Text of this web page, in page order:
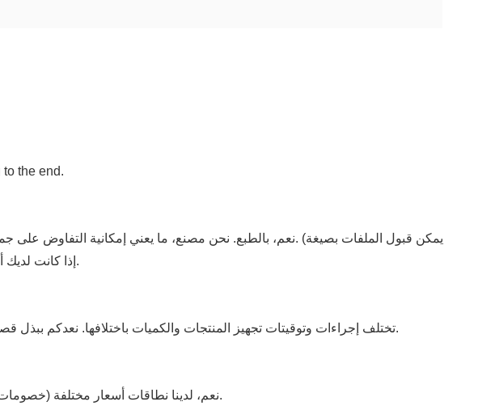
the end.
نعم، بالطبع. نحن مصنع، ما يعني إمكانية التفاوض على جميع
AI، EPS، CDR، إلخ). إذا كانت لديك أي فكرة جديدة، تواصل معنا، وسيساعدك فريق التصميم لدينا على تحويلها إلى واقع.
تختلف إجراءات وتوقيتات تجهيز المنتجات والكميات باختلافها. نعدكم ببذل قصارى جهدنا لإنجاز جميع طلباتكم في أسرع وقت ممكن. لمزيد من المعلومات، يرجى التواصل معنا مباشرةً.
نعم، لدينا نطاقات أسعار مختلفة (خصومات) بناءً على كمية الطلب المختلفة، يرجى الاتصال بقسم المبيعات لدينا للحصول على معلومات عن الأسعار.